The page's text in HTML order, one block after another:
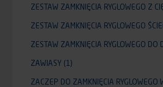
ZESTAW ZAMKNIĘCIA RYGLOWEGO Z
ZESTAW ZAMKNIĘCIA RYGLOWEGO
ZESTAW ZAMKNIĘCIA RYGLOWEGO DO
ZAWIASY (1)
ZACZEP DO ZAMKNIĘCIA RYGLOWEGO